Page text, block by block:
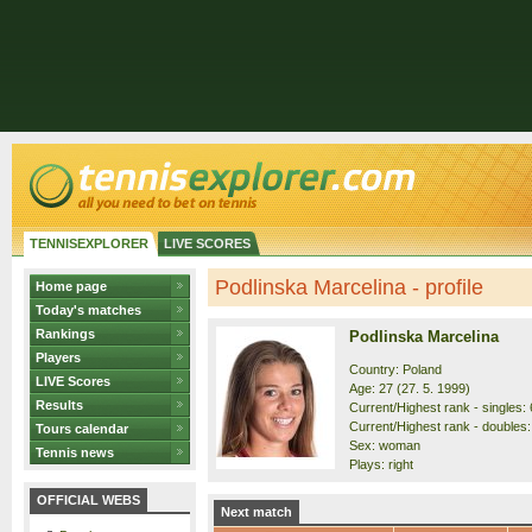
TENNISEXPLORER LIVE SCORES
Home page
Today's matches
Rankings
Players
LIVE Scores
Results
Tours calendar
Tennis news
OFFICIAL WEBS
Podlinska Marcelina - profile
Podlinska Marcelina
Country: Poland
Age: 27 (27. 5. 1999)
Current/Highest rank - singles:
Current/Highest rank -
Sex: woman
Plays: right
Next match